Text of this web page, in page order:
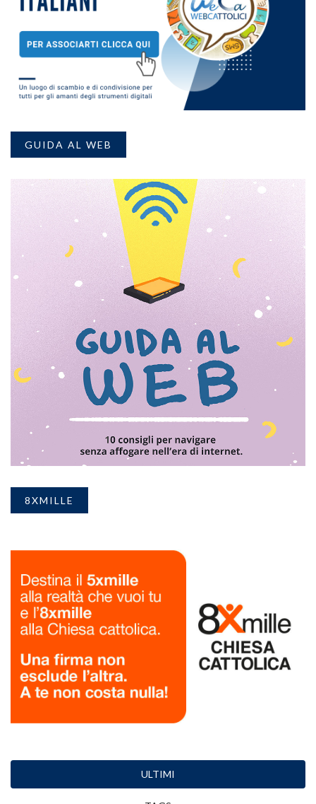
GUIDA AL WEB
8XMILLE
ULTIMI